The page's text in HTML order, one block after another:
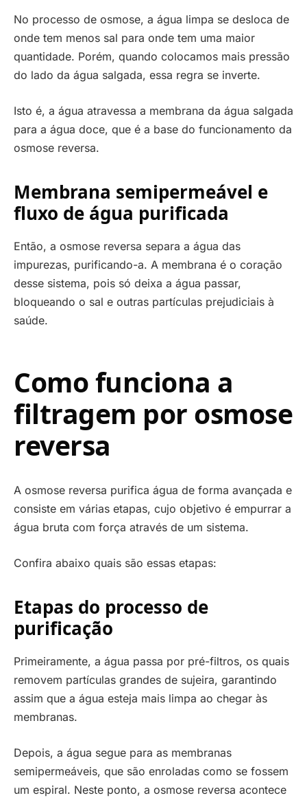
No processo de osmose, a água limpa se desloca de
onde tem menos sal para onde tem uma maior
quantidade. Porém, quando colocamos mais pressão
do lado da água salgada, essa regra se inverte.
Isto é, a água atravessa a membrana da água salgada
para a água doce, que é a base do funcionamento da
osmose reversa.
Membrana semipermeável e
fluxo de água purificada
Então, a osmose reversa separa a água das
impurezas, purificando-a. A membrana é o coração
desse sistema, pois só deixa a água passar,
bloqueando o sal e outras partículas prejudiciais à
saúde.
Como funciona a
filtragem por osmose
reversa
A osmose reversa purifica água de forma avançada e
consiste em várias etapas, cujo objetivo é empurrar a
água bruta com força através de um sistema.
Confira abaixo quais são essas etapas:
Etapas do processo de
purificação
Primeiramente, a água passa por pré-filtros, os quais
removem partículas grandes de sujeira, garantindo
assim que a água esteja mais limpa ao chegar às
membranas.
Depois, a água segue para as membranas
semipermeáveis, que são enroladas como se fossem
um espiral. Neste ponto, a osmose reversa acontece